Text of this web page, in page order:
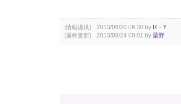
[情報提供] 2013/06/20 06:30 by R・Y
[最終更新] 2013/08/24 00:01 by 粟野